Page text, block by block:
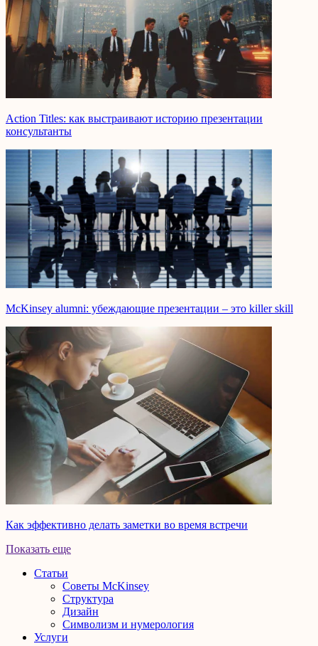
Action Titles: как выстраивают историю презентации
консультанты
McKinsey alumni: убеждающие презентации – это killer skill
Как эффективно делать заметки во время встречи
Показать еще
Статьи
Советы McKinsey
Структура
Дизайн
Символизм и нумерология
Услуги